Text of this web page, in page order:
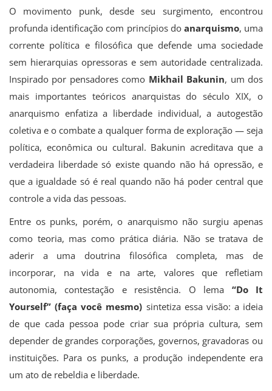
O movimento punk, desde seu surgimento, encontrou
profunda identificação com princípios do anarquismo, uma
corrente política e filosófica que defende uma sociedade
sem hierarquias opressoras e sem autoridade centralizada.
Inspirado por pensadores como Mikhail Bakunin, um dos
mais importantes teóricos anarquistas do século XIX, o
anarquismo enfatiza a liberdade individual, a autogestão
coletiva e o combate a qualquer forma de exploração — seja
política, econômica ou cultural. Bakunin acreditava que a
verdadeira liberdade só existe quando não há opressão, e
que a igualdade só é real quando não há poder central que
controle a vida das pessoas.
Entre os punks, porém, o anarquismo não surgiu apenas
como teoria, mas como prática diária. Não se tratava de
aderir a uma doutrina filosófica completa, mas de
incorporar, na vida e na arte, valores que refletiam
autonomia, contestação e resistência. O lema “Do It
Yourself” (faça você mesmo) sintetiza essa visão: a ideia
de que cada pessoa pode criar sua própria cultura, sem
depender de grandes corporações, governos, gravadoras ou
instituições. Para os punks, a produção independente era
um ato de rebeldia e liberdade.